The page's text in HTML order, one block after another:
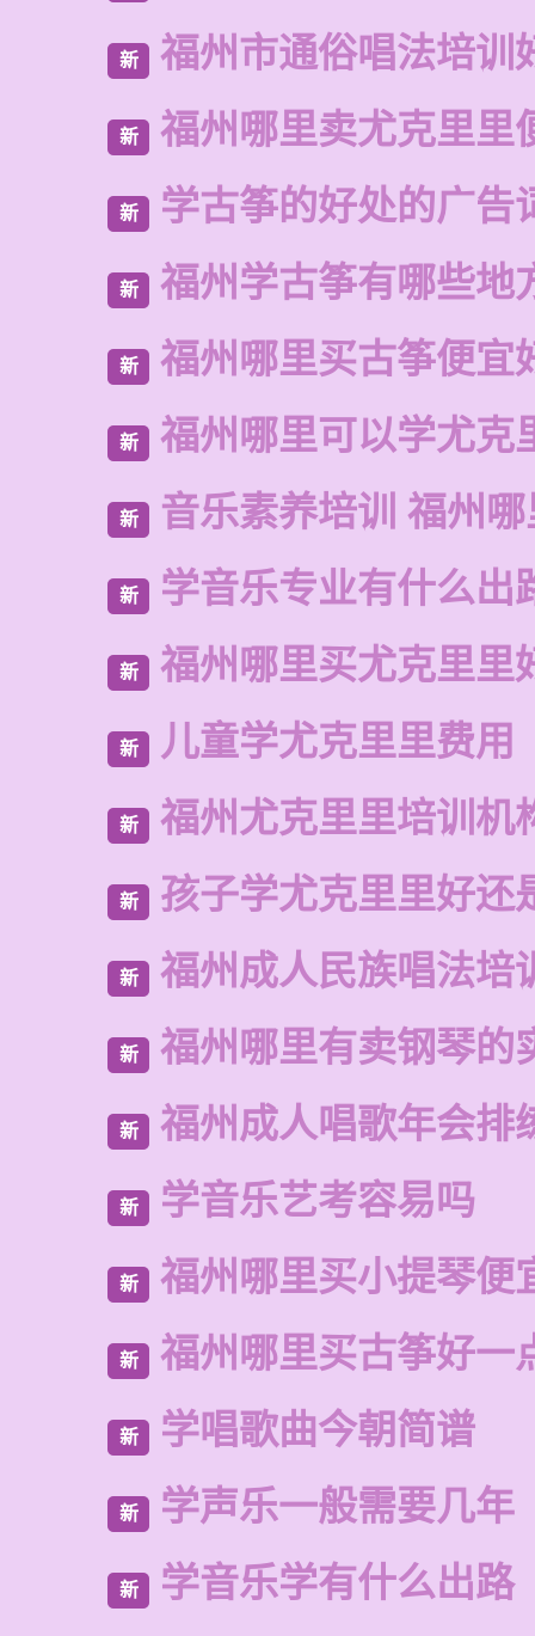
新 福州市通俗唱法培训
新 福州哪里卖尤克里里
新 学古筝的好处的广告
新 福州学古筝有哪些地
新 福州哪里买古筝便宜
新 福州哪里可以学尤克
新 音乐素养培训 福州
新 学音乐专业有什么出
新 福州哪里买尤克里里
新 儿童学尤克里里费用
新 福州尤克里里培训机
新 孩子学尤克里里好还
新 福州成人民族唱法培
新 福州哪里有卖钢琴的
新 福州成人唱歌年会排
新 学音乐艺考容易吗
新 福州哪里买小提琴便
新 福州哪里买古筝好一
新 学唱歌曲今朝简谱
新 学声乐一般需要几年
新 学音乐学有什么出路